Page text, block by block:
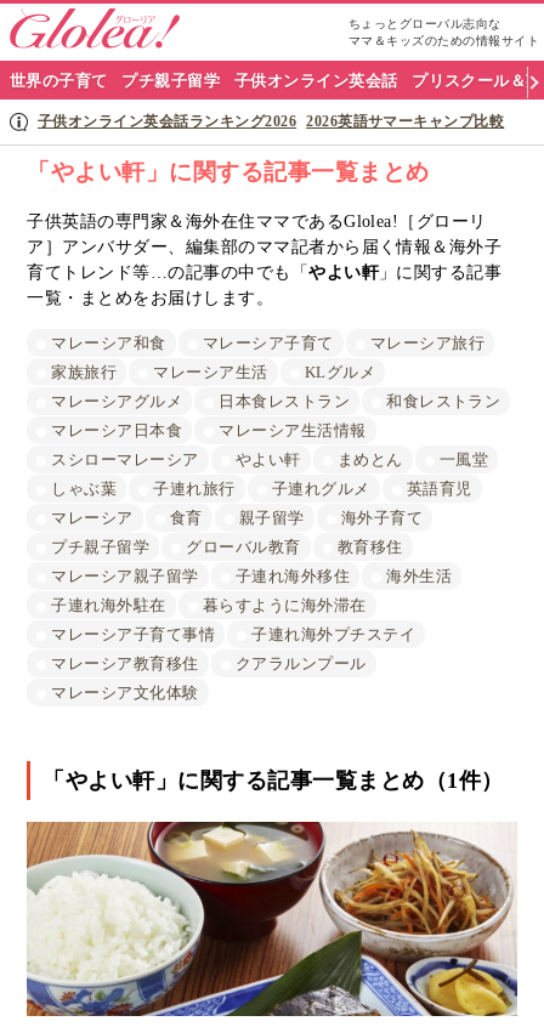
ちょっとグローバル志向な
ママ＆キッズのための情報サイト
グ
ロ
リ
ア
ナ
世界の子育て プチ親子留学 子供オンライン英会話 プリスクール＆
子供オンライン英会話ランキング2026 2026英語サマーキャンプ比較
「やよい軒」に関する記事一覧まとめ
子供英語の専門家＆海外在住ママであるGlolea!［グローリ
ア］アンバサダー、編集部のママ記者から届く情報＆海外子
育てトレンド等…の記事の中でも「やよい軒」に関する記事
一覧・まとめをお届けします。
マレーシア和食 マレーシア子育て
マレーシア旅行
家族旅行
マレーシア生活
KLグルメ
マレーシアグルメ
日本食レストラン
和食レストラン
マレーシア日本食
マレーシア生活情報
スシローマレーシア
やよい軒 まめとん
一風堂
しゃぶ葉
子連れ旅行 子連れグルメ
英語育児
マレーシア
食育 親子留学
海外子育て
プチ親子留学
グローバル教育
教育移住
マレーシア親子留学
子連れ海外移住
海外生活
子連れ海外駐在
暮らすように海外滞在
マレーシア子育て事情
子連れ海外プチステイ
マレーシア教育移住
クアラルンプール
マレーシア文化体験
「やよい軒」に関する記事一覧まとめ（1件）